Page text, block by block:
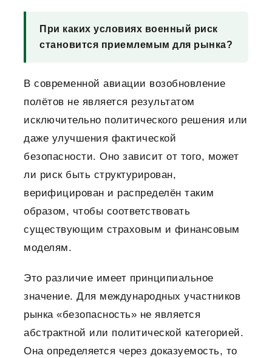
При каких условиях военный риск
становится приемлемым для рынка?
В современной авиации возобновление
полётов не является результатом
исключительно политического решения или
даже улучшения фактической
безопасности. Оно зависит от того, может
ли риск быть структурирован,
верифицирован и распределён таким
образом, чтобы соответствовать
существующим страховым и финансовым
моделям.
Это различие имеет принципиальное
значение. Для международных участников
рынка «безопасность» не является
абстрактной или политической категорией.
Она определяется через доказуемость, то